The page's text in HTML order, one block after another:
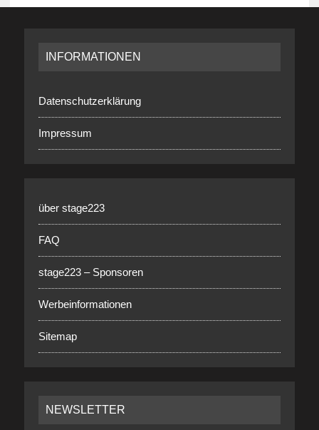
INFORMATIONEN
Datenschutzerklärung
Impressum
über stage223
FAQ
stage223 – Sponsoren
Werbeinformationen
Sitemap
NEWSLETTER